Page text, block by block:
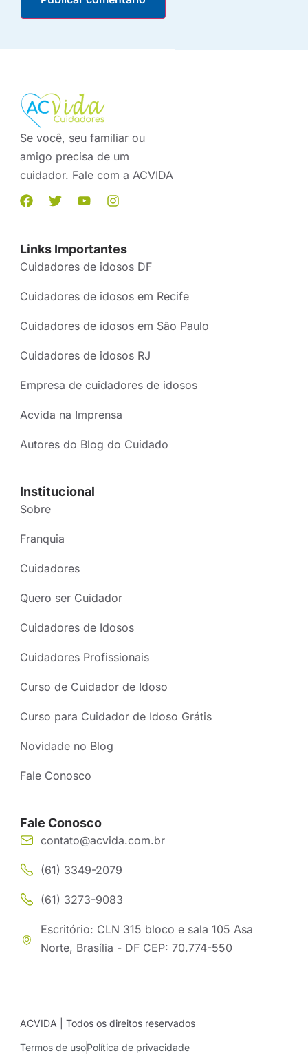
Se você, seu familiar ou
amigo precisa de um
cuidador. Fale com a ACVIDA
Links Importantes
Cuidadores de idosos DF
Cuidadores de idosos em Recife
Cuidadores de idosos em São Paulo
Cuidadores de idosos RJ
Empresa de cuidadores de idosos
Acvida na Imprensa
Autores do Blog do Cuidado
Institucional
Sobre
Franquia
Cuidadores
Quero ser Cuidador
Cuidadores de Idosos
Cuidadores Profissionais
Curso de Cuidador de Idoso
Curso para Cuidador de Idoso Grátis
Novidade no Blog
Fale Conosco
Fale Conosco
contato@acvida.com.br
(61) 3349-2079
(61) 3273-9083
Escritório: CLN 315 bloco e sala 105 Asa
Norte, Brasília - DF CEP: 70.774-550
ACVIDA | Todos os direitos reservados
Termos de usoPolítica de privacidade